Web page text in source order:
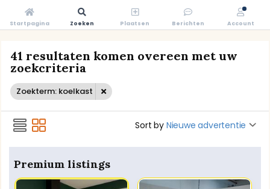
41 resultaten komen overeen met uw
zoekcriteria
Zoekterm: koelkast
Sort by Nieuwe advertentie
Premium listings
Startpagina Zoeken Plaatsen Berichten Account